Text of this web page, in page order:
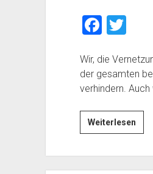
die
nun
von
der
F
c
e
o
o
k
T
tt
er
Wir, die
der gesamten
verhindern. Auch
Weiterlesen
zur